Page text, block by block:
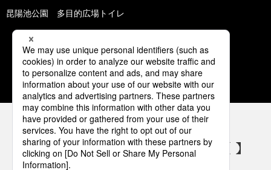
昆陽池公園 多目的広場トイレ
1 2 3 4 5
パナソニックの電気設備 SNSアカウント